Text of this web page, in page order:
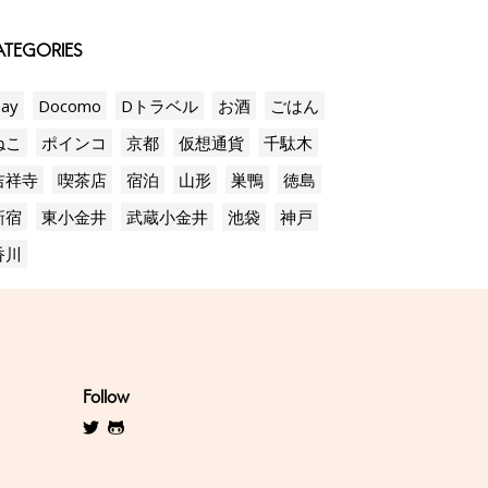
Docomo Dトラベル お酒
ごはん
こ
ポインコ 京都 仮想通貨
千駄木
祥寺
喫茶店 宿泊 山形 巣鴨
徳島
宿
東小金井 武蔵小金井 池袋
神戸
川
Follow